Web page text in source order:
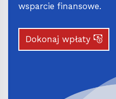
wsparcie finansowe.
Dokonaj wpłaty